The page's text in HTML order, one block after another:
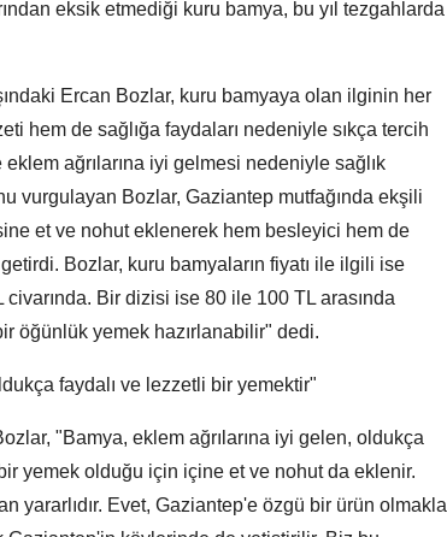
eksik etmediği kuru bamya, bu yıl tezgahlarda
Ercan Bozlar, kuru bamyaya olan ilginin her
hem de sağlığa faydaları nedeniyle sıkça tercih
ağrılarına iyi gelmesi nedeniyle sağlık
vurgulayan Bozlar, Gaziantep mutfağında ekşili
et ve nohut eklenerek hem besleyici hem de
Bozlar, kuru bamyaların fiyatı ile ilgili ise
Bir dizisi ise 80 ile 100 TL arasında
öğünlük yemek hazırlanabilir" dedi.
faydalı ve lezzetli bir yemektir"
"Bamya, eklem ağrılarına iyi gelen, oldukça
yemek olduğu için içine et ve nohut da eklenir.
yararlıdır. Evet, Gaziantep'e özgü bir ürün olmakla